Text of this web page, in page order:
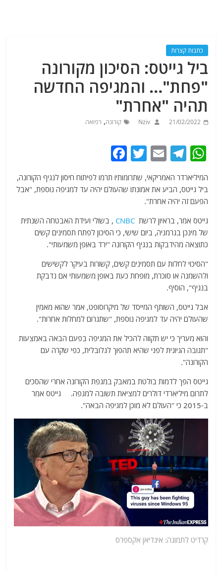
כתבות קצרות
ביל גייטס: הסיכון מקורונה
"פחת"… והמגיפה החדשה
תהיה "אחרת"
21/02/2022
Nziv קורונה, רפואה
W
at
s
A
p
p
T
e
g
ra
m
E
ai
l
T
itt
c
b
o
o
k
המיליארדר האמריקאי, שתרומותיו תרמו לפיתוח חיסון לנגיף הקורונה,
ביל גייטס, הביע את אמונתו שהעולם יהיה עד למגיפה נוספת, "אבל
הפעם זה יהיה אחרת".
גייטס אמר, בראיון לרשתCNBC , בשולי ועידת האבטחה השנתית
של מינכן בגרמניה, ביום שישי, כי הסיכון לפתח תסמינים קשים
כתוצאה מהידבקות בנגיף הקורונה "ירד באופן משמעותי".
"הסיכוי לחלות עם תסמינים קשים, קשורות בעיקר לקשישים
ולהשמנה או סוכרת, מופחת כעת באופן משמעותי אם נדבקת
בנגיף", הוסיף.
אבל גייטס, השותף המייסד של מיקרוסופט, אמר שהוא מאמין
שהעולם יהיה עד למגיפה נוספת, "שתגרום למחלות אחרות".
והוא מעריך כי יש תקווה להכיל את המגיפה בפעם הבאה באמצעות
"תגובה הגיונית לפני שהיא תהפוך לגלובלית, כפי שקרה עם
הקורונה".
גייטס הפך לדמות בולטת במאבק במגפת הקורונה אחרי שהסכים
לתרום מיליארדי דולרים למציאת תשובה למגפה. גייטס אמר
ב-2015 כי "העולם לא מוכן למגיפה הבאה".
קרדיט לתמונה: אינדיאן אקספרס